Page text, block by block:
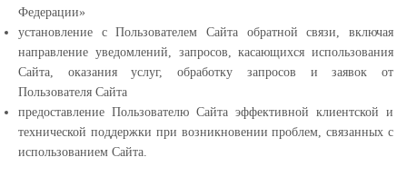
Федерации»
установление с Пользователем Сайта обратной связи, включая
направление уведомлений, запросов, касающихся использования
Сайта, оказания услуг, обработку запросов и заявок от
Пользователя Сайта
предоставление Пользователю Сайта эффективной клиентской и
технической поддержки при возникновении проблем, связанных с
использованием Сайта.